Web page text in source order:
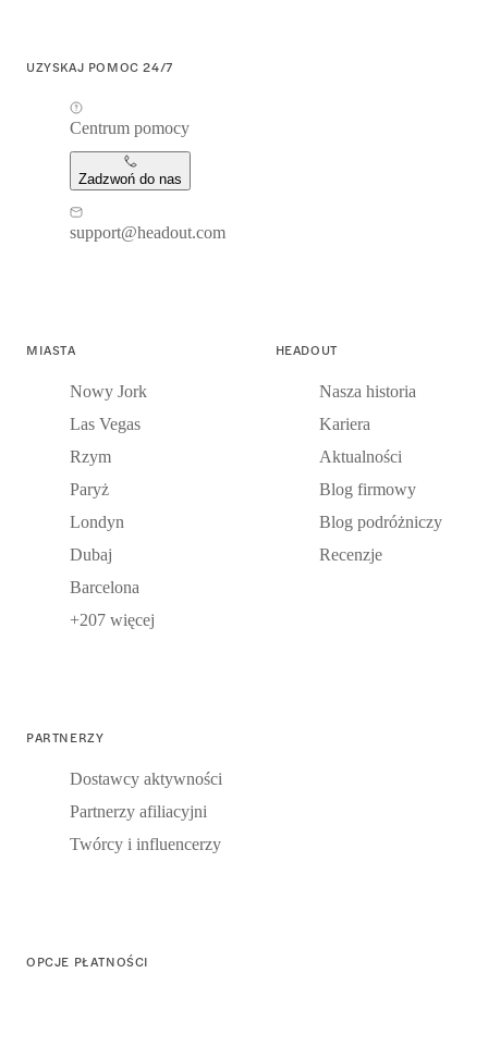
UZYSKAJ POMOC 24/7
Centrum pomocy
Zadzwoń do nas
support@headout.com
MIASTA
Nowy Jork
Las Vegas
Rzym
Paryż
Londyn
Dubaj
Barcelona
+207 więcej
HEADOUT
Nasza historia
Kariera
Aktualności
Blog firmowy
Blog podróżniczy
Recenzje
PARTNERZY
Dostawcy aktywności
Partnerzy afiliacyjni
Twórcy i influencerzy
OPCJE PŁATNOŚCI